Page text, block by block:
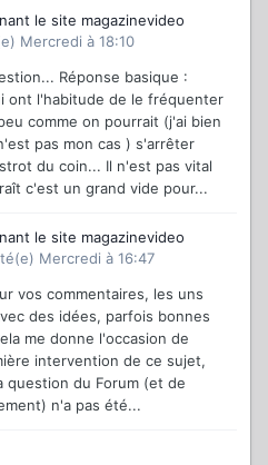
le site magazinevideo
Mercredi à 18:10
Réponse basique :
ont l'habitude de le fréquenter
comme on pourrait (j'ai bien
pas mon cas ) s'arrêter
du coin... Il n'est pas vital
c'est un grand vide pour...
le site magazinevideo
Mercredi à 16:47
vos commentaires, les uns
des idées, parfois bonnes
me donne l'occasion de
intervention de ce sujet,
question du Forum (et de
n'a pas été...